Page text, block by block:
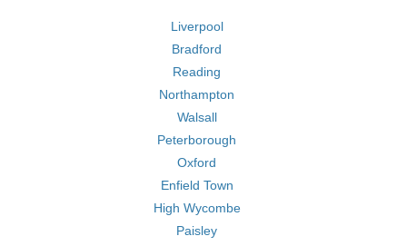
Liverpool
Bradford
Reading
Northampton
Walsall
Peterborough
Oxford
Enfield Town
High Wycombe
Paisley